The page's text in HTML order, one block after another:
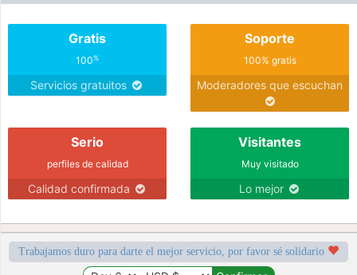
Gratis
100%
Servicios gratuitos
Soporte
100% gratis
Moderadores que escuchan
Serio
perfiles de calidad
Calidad confirmada
Visitantes
Muy visitado
Lo mejor
Trabajamos duro para darte el mejor servicio, por favor sé solidario